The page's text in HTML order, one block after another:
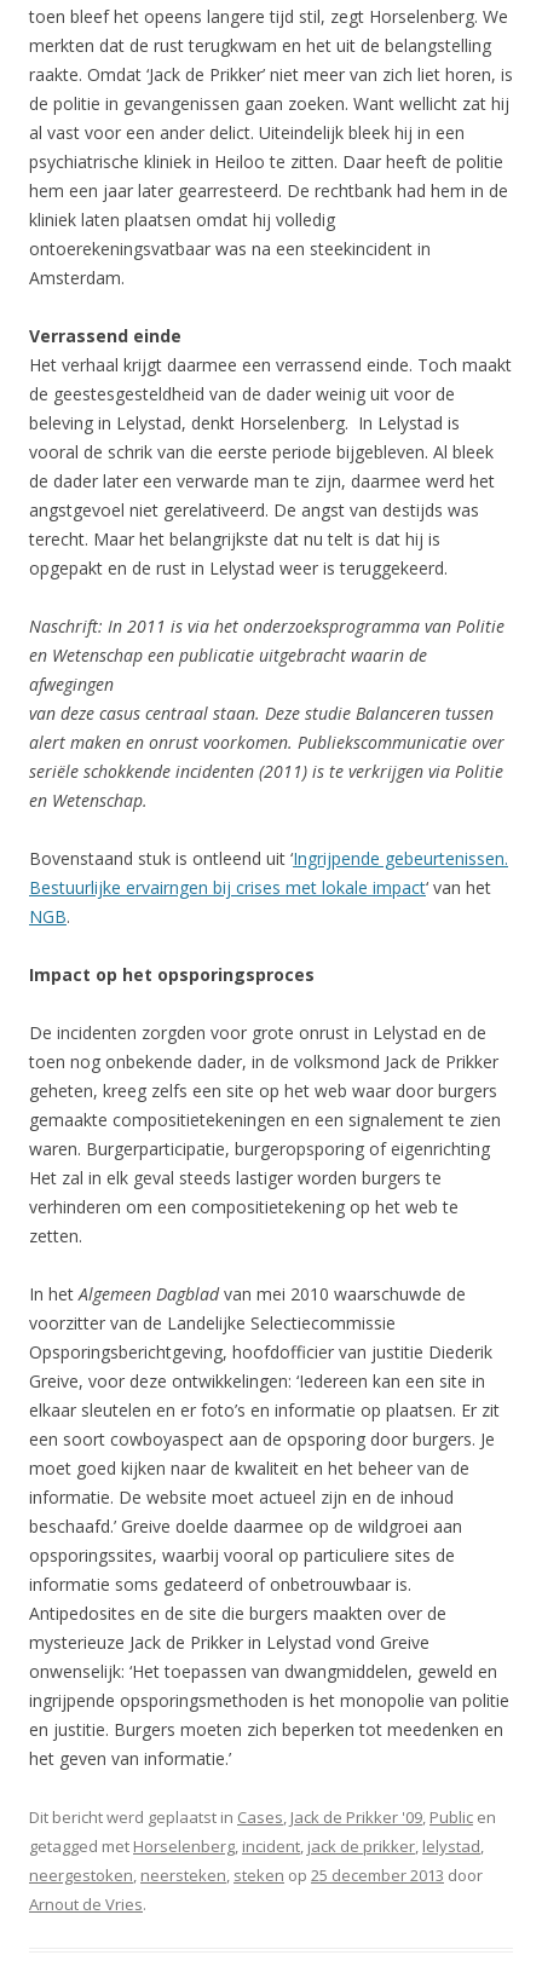
toen bleef het opeens langere tijd stil, zegt Horselenberg. We
merkten dat de rust terugkwam en het uit de belangstelling
raakte. Omdat ‘Jack de Prikker’ niet meer van zich liet horen, is
de politie in gevangenissen gaan zoeken. Want wellicht zat hij
al vast voor een ander delict. Uiteindelijk bleek hij in een
psychiatrische kliniek in Heiloo te zitten. Daar heeft de politie
hem een jaar later gearresteerd. De rechtbank had hem in de
kliniek laten plaatsen omdat hij volledig
ontoerekeningsvatbaar was na een steekincident in
Amsterdam.
Verrassend einde
Het verhaal krijgt daarmee een verrassend einde. Toch maakt
de geestesgesteldheid van de dader weinig uit voor de
beleving in Lelystad, denkt Horselenberg. In Lelystad is
vooral de schrik van die eerste periode bijgebleven. Al bleek
de dader later een verwarde man te zijn, daarmee werd het
angstgevoel niet gerelativeerd. De angst van destijds was
terecht. Maar het belangrijkste dat nu telt is dat hij is
opgepakt en de rust in Lelystad weer is teruggekeerd.
Naschrift: In 2011 is via het onderzoeksprogramma van Politie
en Wetenschap een publicatie uitgebracht waarin de
afwegingen
van deze casus centraal staan. Deze studie Balanceren tussen
alert maken en onrust voorkomen. Publiekscommunicatie over
seriële schokkende incidenten (2011) is te verkrijgen via Politie
en Wetenschap.
Bovenstaand stuk is ontleend uit ‘Ingrijpende gebeurtenissen.
Bestuurlijke ervairngen bij crises met lokale impact‘ van het
NGB.
Impact op het opsporingsproces
De incidenten zorgden voor grote onrust in Lelystad en de
toen nog onbekende dader, in de volksmond Jack de Prikker
geheten, kreeg zelfs een site op het web waar door burgers
gemaakte compositietekeningen en een signalement te zien
waren. Burgerparticipatie, burgeropsporing of eigenrichting
Het zal in elk geval steeds lastiger worden burgers te
verhinderen om een compositietekening op het web te
zetten.
In hetAlgemeen Dagbladvan mei 2010 waarschuwde de
voorzitter van de Landelijke Selectiecommissie
Opsporingsberichtgeving, hoofdofficier van justitie Diederik
Greive, voor deze ontwikkelingen: ‘Iedereen kan een site in
elkaar sleutelen en er foto’s en informatie op plaatsen. Er zit
een soort cowboyaspect aan de opsporing door burgers. Je
moet goed kijken naar de kwaliteit en het beheer van de
informatie. De website moet actueel zijn en de inhoud
beschaafd.’ Greive doelde daarmee op de wildgroei aan
opsporingssites, waarbij vooral op particuliere sites de
informatie soms gedateerd of onbetrouwbaar is.
Antipedosites en de site die burgers maakten over de
mysterieuze Jack de Prikker in Lelystad vond Greive
onwenselijk: ‘Het toepassen van dwangmiddelen, geweld en
ingrijpende opsporingsmethoden is het monopolie van politie
en justitie. Burgers moeten zich beperken tot meedenken en
het geven van informatie.’
Dit bericht werd geplaatst in Cases, Jack de Prikker '09, Public en
getagged met Horselenberg, incident, jack de prikker, lelystad,
neergestoken, neersteken, steken op 25 december 2013 door
Arnout de Vries.